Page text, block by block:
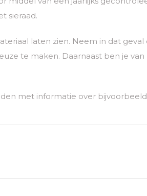
sieraad.
laten zien. Neem in dat
te maken. Daarnaast ben je
met informatie over